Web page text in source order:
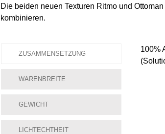
Die beiden neuen Texturen Ritmo und
kombinieren.
ZUSAMMENSETZUNG
WARENBREITE
GEWICHT
LICHTECHTHEIT
100%